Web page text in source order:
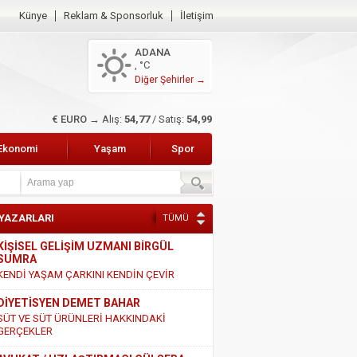
Künye Reklam & Sponsorluk İletişim
ADANA
, °C
Diğer Şehirler →
$ DOLAR → Alış: 47,45/ Satış: 47,65
Yaşam Spor
TÜMÜ
KİŞİSEL GELİŞİM UZMANI BİRGÜL
YAŞAM ÇARKINI KENDİN ÇEVİR
DİYETİSYEN DEMET BAHAR
VE SÜT ÜRÜNLERİ HAKKINDAKİ